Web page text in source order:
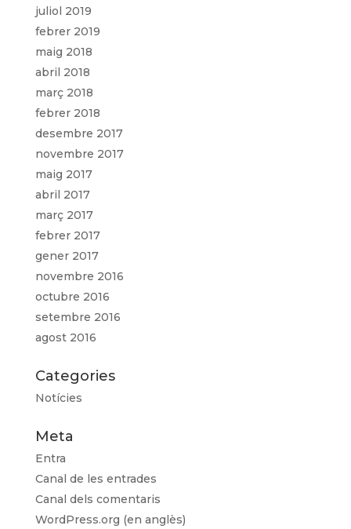
juliol 2019
febrer 2019
maig 2018
abril 2018
març 2018
febrer 2018
desembre 2017
novembre 2017
maig 2017
abril 2017
març 2017
febrer 2017
gener 2017
novembre 2016
octubre 2016
setembre 2016
agost 2016
Categories
Notícies
Meta
Entra
Canal de les entrades
Canal dels comentaris
WordPress.org (en anglès)